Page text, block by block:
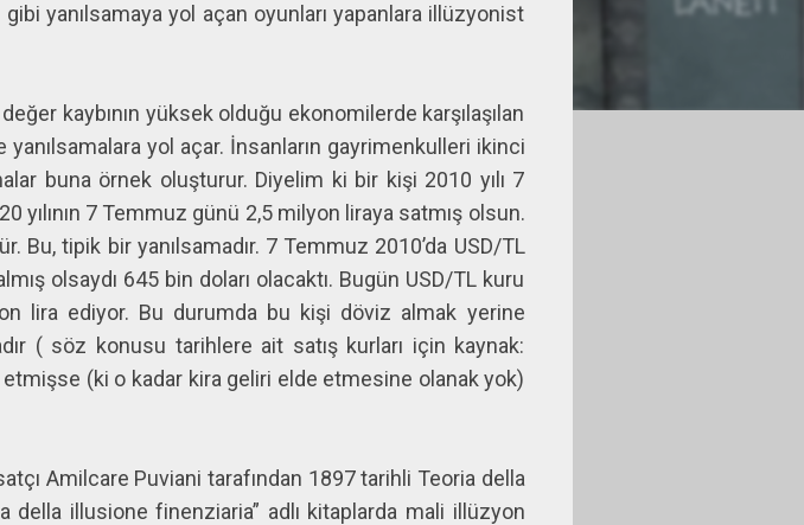
yanılsamaya yol açan oyunları yapanlara illüzyonist
kaybının yüksek olduğu ekonomilerde karşılaşılan
yanılsamalara yol açar. İnsanların gayrimenkulleri ikinci
buna örnek oluşturur. Diyelim ki bir kişi 2010 yılı 7
yılının 7 Temmuz günü 2,5 milyon liraya satmış olsun.
Bu, tipik bir yanılsamadır. 7 Temmuz 2010’da USD/TL
olsaydı 645 bin doları olacaktı. Bugün USD/TL kuru
lira ediyor. Bu durumda bu kişi döviz almak yerine
( söz konusu tarihlere ait satış kurları için kaynak:
(ki o kadar kira geliri elde etmesine olanak yok)
Amilcare Puviani tarafından 1897 tarihli Teoria della
illusione finenziaria” adlı kitaplarda mali illüzyon